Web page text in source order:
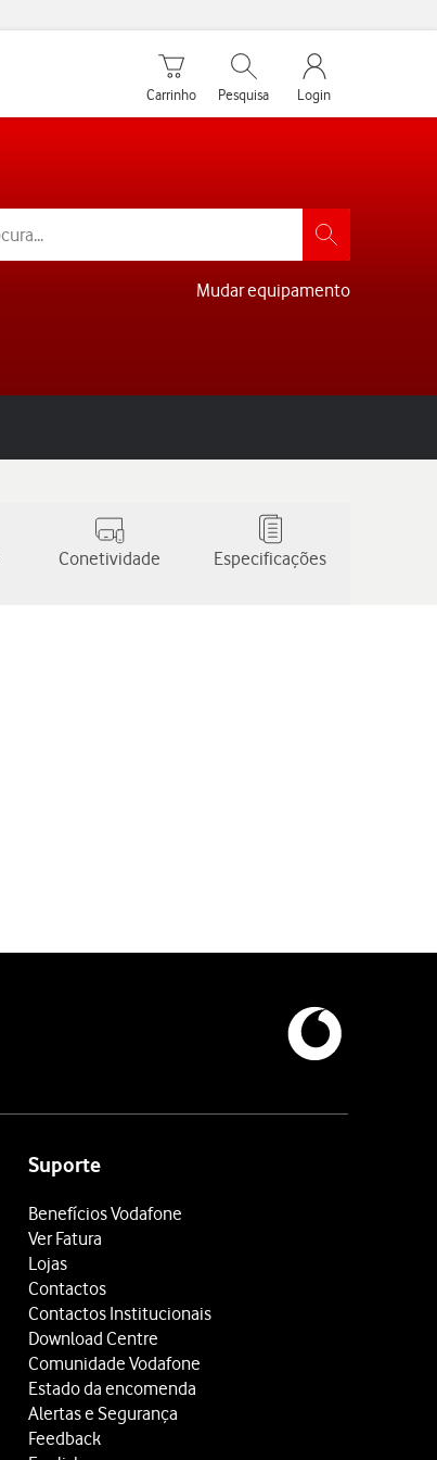
Carrinho de compras
Carrinho
Pesquisar
Pesquisa
My Vodafone
Login
Mudar equipamento
Conetividade Especificações
Suporte
Benefícios Vodafone
Ver Fatura
Lojas
Contactos
Contactos Institucionais
Download Centre
Comunidade Vodafone
Estado da encomenda
Alertas e Segurança
Feedback